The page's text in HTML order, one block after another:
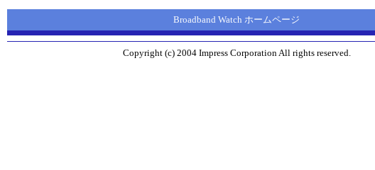
Broadband Watch ホームページ
Copyright (c) 2004 Impress Corporation All rights reserved.